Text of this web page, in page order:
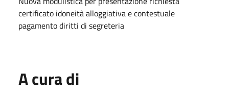
certificato idoneità alloggiativa e contestuale
pagamento diritti di segreteria
A cura di